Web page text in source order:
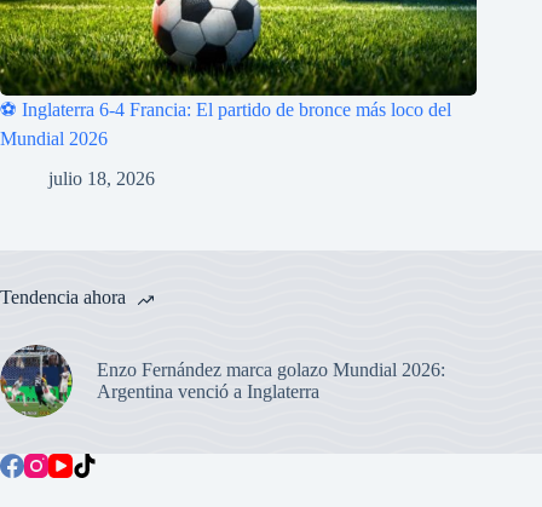
⚽ Inglaterra 6-4 Francia: El partido de bronce más loco del
Mundial 2026
julio 18, 2026
Tendencia ahora
Enzo Fernández marca golazo Mundial 2026:
Argentina venció a Inglaterra